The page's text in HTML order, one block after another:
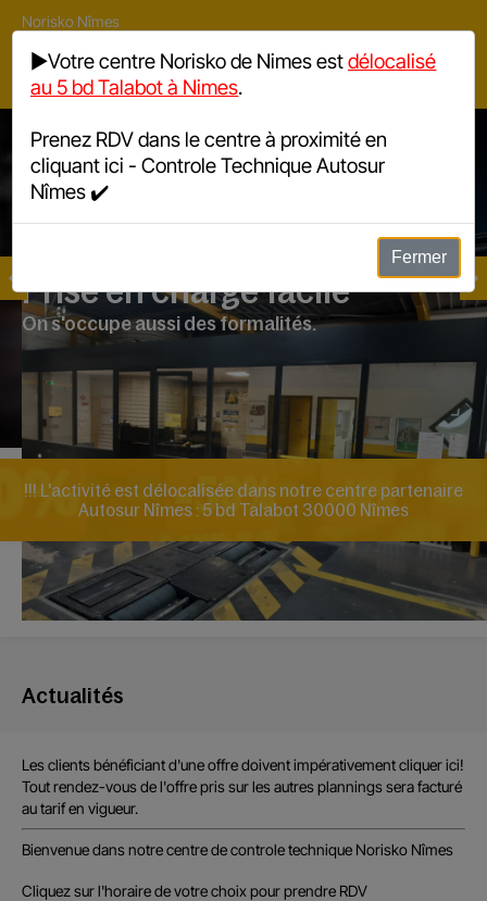
Norisko Nîmes
5 bd Talabot, 30000 Nîmes
04 66 29 12 54
4,9/5
Prise en charge facile
On s'occupe aussi des formalités.
!!! L'activité est délocalisée dans notre centre partenaire
Autosur Nîmes : 5 bd Talabot 30000 Nîmes
ATTENTION: pour les contre-visites et pollution
rendez-vous se font uniquement par
téléphone
Actualités
Les clients bénéficiant d'une offredoivent impérativement cliquer ici!
Tout rendez-vous de l'offrepris sur les autres plannings sera facturé
au tarif en vigueur.
Bienvenue dans notre centre de controle technique Norisko Nîmes
Cliquez sur l'horaire de votre choix pour prendre RDV
▶️Votre centre Norisko de Nimes estdélocalisé
au 5 bd Talabot à Nimes.
Prenez RDV dans le centre à proximité en
cliquant ici -Controle Technique Autosur
Nîmes ✔️
Fermer